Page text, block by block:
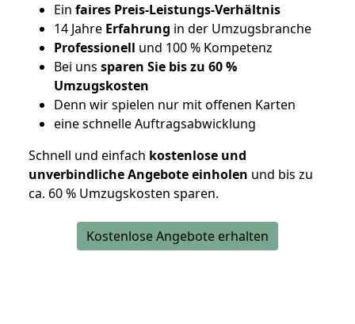
Ein faires Preis-Leistungs-Verhältnis
14 Jahre Erfahrung in der Umzugsbranche
Professionell und 100 % Kompetenz
Bei uns sparen Sie bis zu 60 %
Umzugskosten
Denn wir spielen nur mit offenen Karten
eine schnelle Auftragsabwicklung
Schnell und einfach kostenlose und
unverbindliche Angebote einholen und bis zu
ca. 60 % Umzugskosten sparen.
Kostenlose Angebote erhalten